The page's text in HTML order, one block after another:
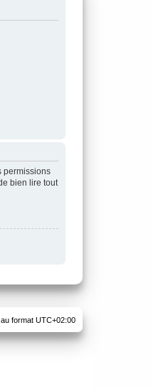
permissions
bien lire tout
format UTC+02:00